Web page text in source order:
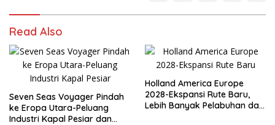
Read Also
Seven Seas Voyager Pindah
ke Eropa Utara-Peluang
Industri Kapal Pesiar dan
Holland America Europe
2028-Ekspansi Rute Baru,
Lebih Banyak Pelabuhan dan